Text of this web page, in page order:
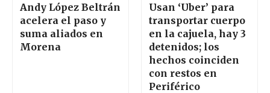
Andy López Beltrán
acelera el paso y
suma aliados en
Morena
Usan ‘Uber’ para
transportar cuerpo
en la cajuela, hay 3
detenidos; los
hechos coinciden
con restos en
Periférico